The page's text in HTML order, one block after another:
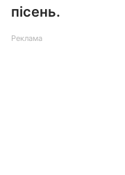
пісень.
Реклама